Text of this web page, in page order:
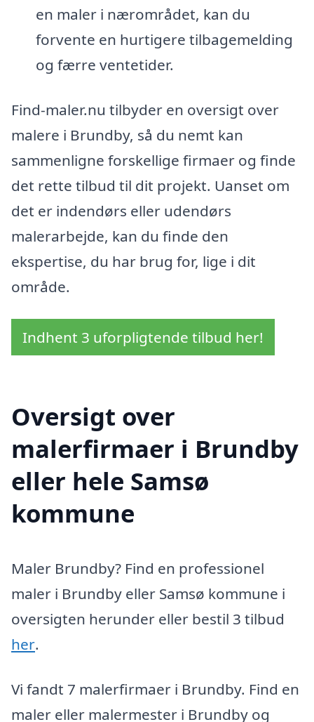
en maler i nærområdet, kan du
forvente en hurtigere tilbagemelding
og færre ventetider.
Find-maler.nu tilbyder en oversigt over
malere i Brundby, så du nemt kan
sammenligne forskellige firmaer og finde
det rette tilbud til dit projekt. Uanset om
det er indendørs eller udendørs
malerarbejde, kan du finde den
ekspertise, du har brug for, lige i dit
område.
Indhent 3 uforpligtende tilbud her!
Oversigt over
malerfirmaer i Brundby
eller hele Samsø
kommune
Maler Brundby? Find en professionel
maler i Brundby eller Samsø kommune i
oversigten herunder eller bestil 3 tilbud
her.
Vi fandt 7 malerfirmaer i Brundby. Find en
maler eller malermester i Brundby og